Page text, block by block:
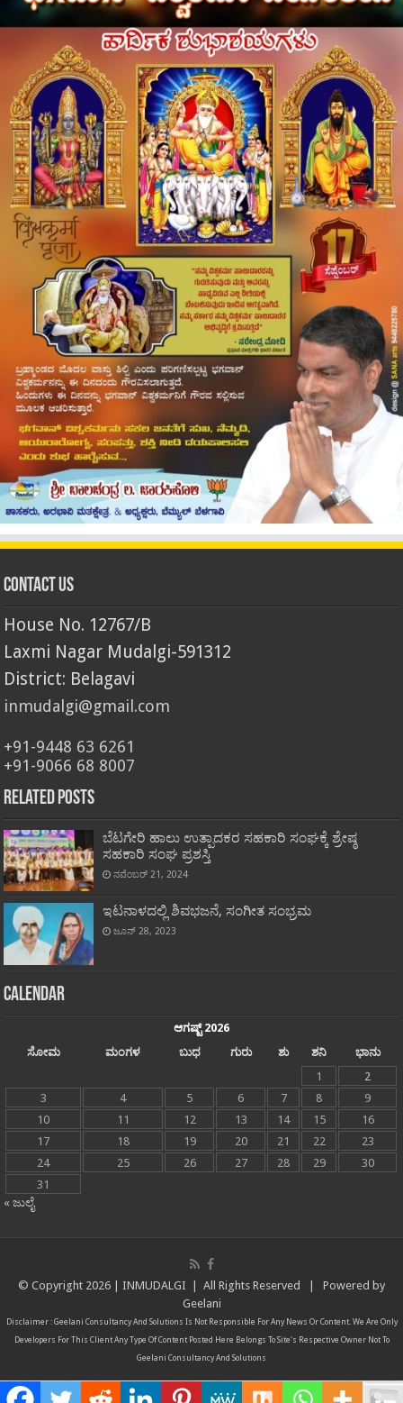
Contact Us
House No. 12767/B
Laxmi Nagar Mudalgi-591312
District: Belagavi
inmudalgi@gmail.com
+91-9448 63 6261
+91-9066 68 8007
Related Posts
ಬೆಟಗೇರಿ ಹಾಲು ಉತ್ಪಾದಕರ ಸಹಕಾರಿ ಸಂಘಕ್ಕೆ ಶ್ರೇಷ್ಠ
ಸಹಕಾರಿ ಸಂಘ ಪ್ರಶಸ್ತಿ
ನವೆಂಬರ್ 21, 2024
ಇಟನಾಳದಲ್ಲಿ ಶಿವಭಜನೆ, ಸಂಗೀತ ಸಂಭ್ರಮ
ಜೂನ್ 28, 2023
Calendar
ಆಗಷ್ಟ್ 2026
ಸೋಮ
ಮಂಗಳ ಬುಧ ಗುರು ಶು ಶನಿ
ಭಾನು
1
2
3
4 5 6 7 8
9
10
11 12 13 14 15
16
17
18 19 20 21 22
23
24
25 26 27 28 29
30
31
« ಜುಲೈ
© Copyright 2026 | INMUDALGI | All Rights Reserved | Powered by
Geelani
Disclaimer : Geelani Consultancy And Solutions Is Not Responsible For Any News Or Content. We Are Only
Developers For This Client Any Type Of Content Posted Here Belongs To Site's Respective Owner Not To
Geelani Consultancy And Solutions